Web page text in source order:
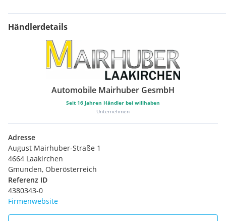
Sitzheizung
Einparkhilfe hi. + vo.
Beifahrer Airbag
Lederlenkrad
Reifendruck-Kontrolle
elektr. Fensterheber
Aussenspiegel elektrisch
ABS
Zentralverriegelung
Händlerdetails
Automobile Mairhuber GesmbH
Seit 16 Jahren Händler bei willhaben
Unternehmen
Adresse
August Mairhuber-Straße 1
4664 Laakirchen
Gmunden, Oberösterreich
Referenz ID
4380343-0
Firmenwebsite